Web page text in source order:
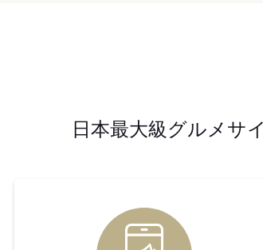
日本最大級グルメサ